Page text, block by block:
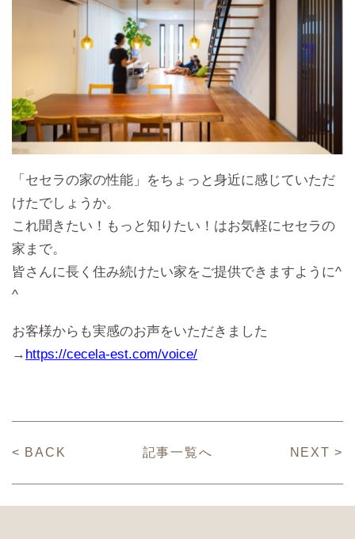
「セセラの家の性能」をちょっと身近に感じていただ
けたでしょうか。
これ聞きたい！もっと知りたい！はお気軽にセセラの
家まで。
皆さんに長く住み続けたい家をご提供できますように^
^
お客様からも実感のお声をいただきました
→ https://cecela-est.com/voice/
< BACK 記事一覧へ NEXT >